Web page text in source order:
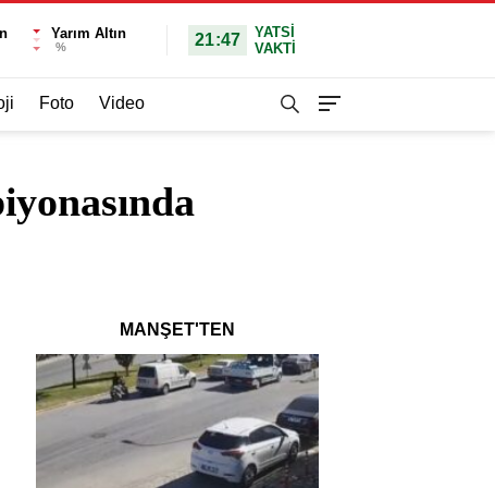
Yarım Altın
% 21:47
YATSI
VAKTİ
Foto Video
MANŞET'TEN